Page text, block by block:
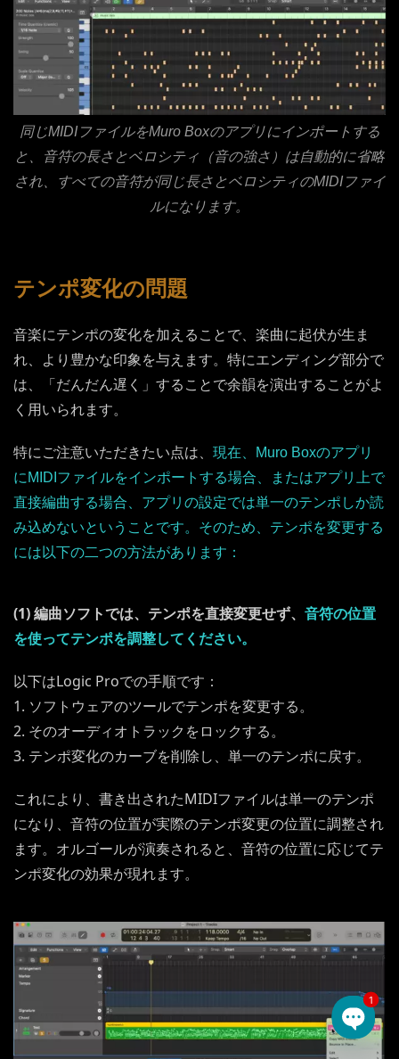
同じMIDIファイルをMuro Boxのアプリにインポートする
と、音符の長さとベロシティ（音の強さ）は自動的に省略
され、すべての音符が同じ長さとベロシティのMIDIファイ
ルになります。
テンポ変化の問題
音楽にテンポの変化を加えることで、楽曲に起伏が生ま
れ、より豊かな印象を与えます。特にエンディング部分で
は、「だんだん遅く」することで余韻を演出することがよ
く用いられます。
特にご注意いただきたい点は、 現在、Muro Boxのアプリ
にMIDIファイルをインポートする場合、またはアプリ上で
直接編曲する場合、アプリの設定では単一のテンポしか読
み込めないということです。そのため、テンポを変更する
には以下の二つの方法があります：
(1) 編曲ソフトでは、テンポを直接変更せず、 音符の位置
を使ってテンポを調整してください。
以下はLogic Proでの手順です：
1. ソフトウェアのツールでテンポを変更する。
2. そのオーディオトラックをロックする。
3. テンポ変化のカーブを削除し、単一のテンポに戻す。
これにより、書き出されたMIDIファイルは単一のテンポ
になり、音符の位置が実際のテンポ変更の位置に調整され
ます。オルゴールが演奏されると、音符の位置に応じてテ
ンポ変化の効果が現れます。
Open
1